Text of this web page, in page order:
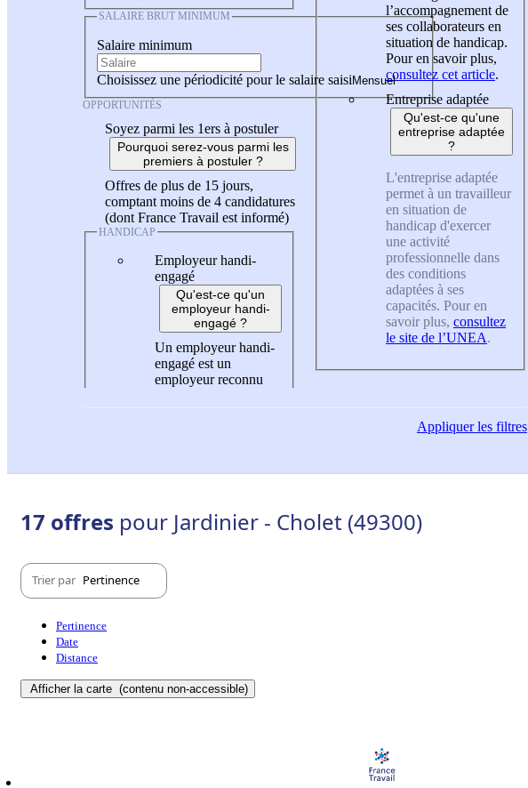
SALAIRE BRUT MINIMUM
Salaire minimum
Choisissez une périodicité pour le salaire saisi
OPPORTUNITÉS
Soyez parmi les 1ers à postuler
Pourquoi serez-vous parmi les
premiers à postuler ?
Offres de plus de 15 jours,
comptant moins de 4 candidatures
(dont France Travail est informé)
HANDICAP
Employeur handi-
engagé
Qu'est-ce qu'un
employeur handi-
engagé ?
Un employeur handi-
engagé est un
employeur reconnu
l’accompagnement de
ses collaborateurs en
situation de handicap.
Pour en savoir plus,
consultez cet article.
Entreprise adaptée
Qu'est-ce qu'une
entreprise adaptée
?
L'entreprise adaptée
permet à un travailleur
en situation de
handicap d'exercer
une activité
professionnelle dans
des conditions
adaptées à ses
capacités. Pour en
savoir plus, consultez
le site de l’UNEA.
Appliquerles filtres
17 offres pour Jardinier - Cholet (49300)
Trier par Pertinence
Pertinence
Date
Distance
Afficher la carte (contenu non-accessible)